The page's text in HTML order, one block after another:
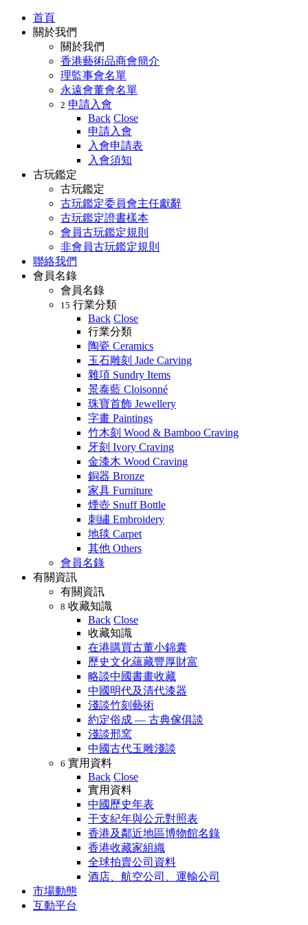
首頁
關於我們
關於我們
香港藝術品商會簡介
理監事會名單
永遠會董會名單
2 申請入會
Back Close
申請入會
入會申請表
入會須知
古玩鑑定
古玩鑑定
古玩鑑定委員會主任獻辭
古玩鑑定證書樣本
會員古玩鑑定規則
非會員古玩鑑定規則
聯絡我們
會員名錄
會員名錄
15 行業分類
Back Close
行業分類
陶瓷 Ceramics
玉石雕刻 Jade Carving
雜項 Sundry Items
景泰藍 Cloisonné
珠寶首飾 Jewellery
字畫 Paintings
竹木刻 Wood & Bamboo Craving
牙刻 Ivory Craving
金漆木 Wood Craving
銅器 Bronze
家具 Furniture
煙壺 Snuff Bottle
刺繡 Embroidery
地毯 Carpet
其他 Others
會員名錄
有關資訊
有關資訊
8 收藏知識
Back Close
收藏知識
在港購買古董小錦囊
歷史文化蘊藏豐厚財富
略談中國書畫收藏
中國明代及清代漆器
淺談竹刻藝術
約定俗成 — 古典傢俱談
淺談邢窯
中國古代玉雕淺談
6 實用資料
Back Close
實用資料
中國歷史年表
干支紀年與公元對照表
香港及鄰近地區博物館名錄
香港收藏家組織
全球拍賣公司資料
酒店、航空公司、運輸公司
市場動態
互動平台